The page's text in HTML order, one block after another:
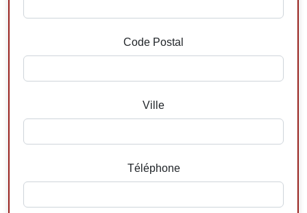
Code Postal
Ville
Téléphone